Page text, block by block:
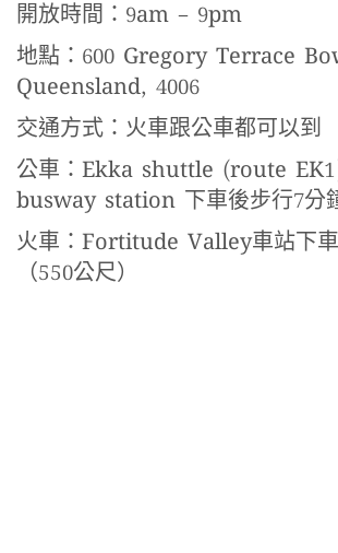
開放時間：9am – 9pm
地點：600 Gregory Terrace
Queensland, 4006
交通方式：火車跟公車都可以到
公車：Ekka shuttle (route
busway station 下車後步行7分
火車：Fortitude Valley車站下
（550公尺）